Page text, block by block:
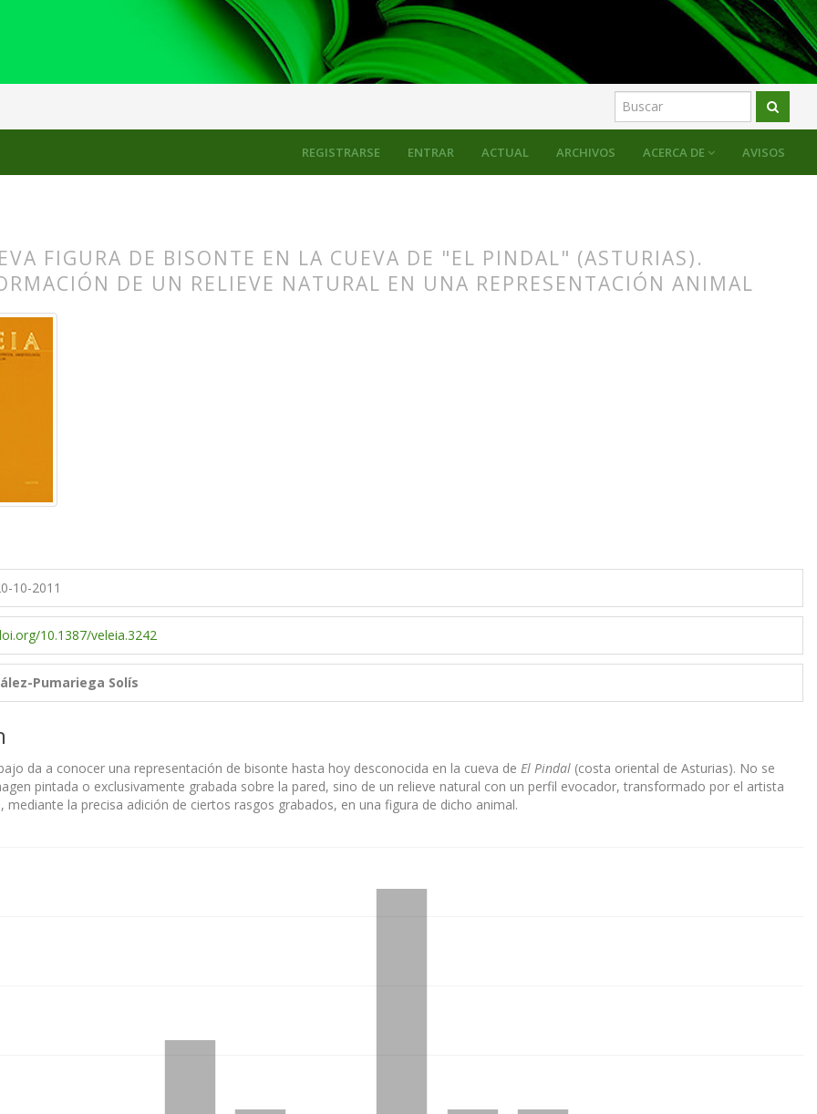
ACTUAL ARCHIVOS ACERCA DE AVISOS
REGISTRARSE ENTRAR
FIGURA DE BISONTE EN LA CUEVA DE "EL PINDAL" (ASTURIAS).
DE UN RELIEVE NATURAL EN UNA REPRESENTACIÓN ANIMAL
10-2011
10.1387/veleia.3242
Pumariega Solís
da a conocer una representación de bisonte hasta hoy desconocida en la cueva de El Pindal (costa oriental de Asturias). No se
pintada o exclusivamente grabada sobre la pared, sino de un relieve natural con un perfil evocador, transformado por el artista
mediante la precisa adición de ciertos rasgos grabados, en una figura de dicho animal.